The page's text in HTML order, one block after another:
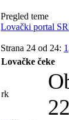
Pregled teme
Lovački portal
Strana 24 od 24: 1
Lovačke čeke
rk